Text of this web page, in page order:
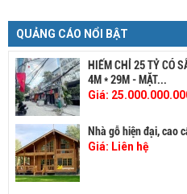
QUẢNG CÁO NỔI BẬT
HIẾM CHỈ 25 TỶ CÓ
4M * 29M - MẶT...
Giá:
Nhà gỗ hiện đại, cao
Giá: Liên hệ